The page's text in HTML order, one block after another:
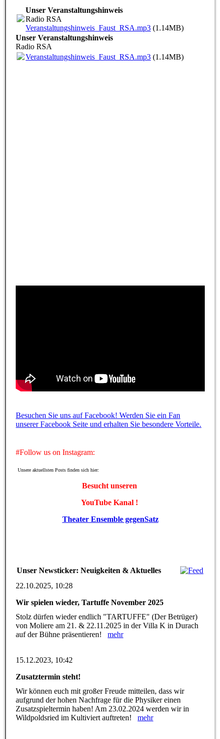
Unser Veranstaltungshinweis
Radio RSA
Veranstaltungshinweis_Faust_RSA.mp3 (1.14MB)
Unser Veranstaltungshinweis
Radio RSA
Veranstaltungshinweis_Faust_RSA.mp3 (1.14MB)
Besuchen Sie uns auf Facebook! Werden Sie ein Fan
unserer Facebook Seite und erhalten Sie besondere Vorteile.
#Follow us on Instagram:
Unsere aktuellsten Posts finden sich hier:
Besucht unseren
YouTube Kanal !
Theater Ensemble gegenSatz
Unser Newsticker: Neuigkeiten & Aktuelles
22.10.2025, 10:28
Wir spielen wieder, Tartuffe November 2025
Stolz dürfen wieder endlich "TARTUFFE" (Der Betrüger)
von Moliere am 21. & 22.11.2025 in der Villa K in Durach
auf der Bühne präsentieren!mehr
15.12.2023, 10:42
Zusatztermin steht!
Wir können euch mit großer Freude mitteilen, dass wir
aufgrund der hohen Nachfrage für die Physiker einen
Zusatzspieltermin haben! Am 23.02.2024 werden wir in
Wildpoldsried im Kultiviert auftreten!mehr